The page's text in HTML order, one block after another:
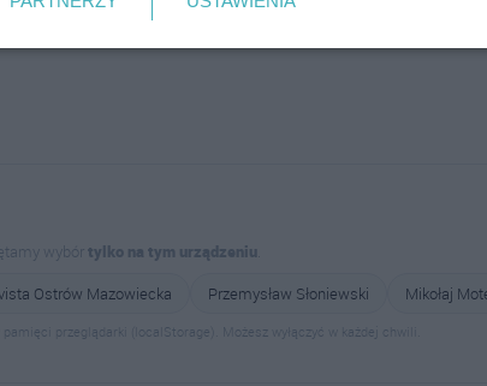
wybórtylko na tym urządzeniu
Ostrów Mazowiecka Przemysław Słoniewski Mikołaj
przeglądarki (localStorage). Możesz wyłączyć w każdej chwili.